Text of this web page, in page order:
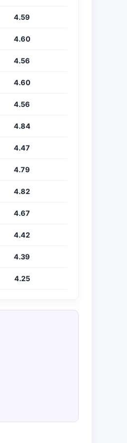
4.59
4.60
4.56
4.60
4.56
4.84
4.47
4.79
4.82
4.67
4.42
4.39
4.25